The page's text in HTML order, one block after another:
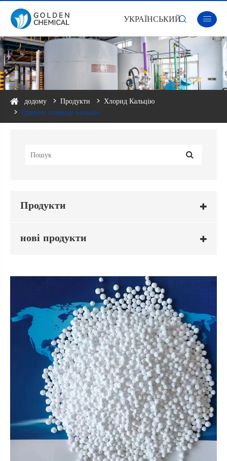
УКРАЇНСЬКИЙ 
додому Продукти
Хлорид Кальцію
Гранули хлориду кальцію
Продукти
нові продукти